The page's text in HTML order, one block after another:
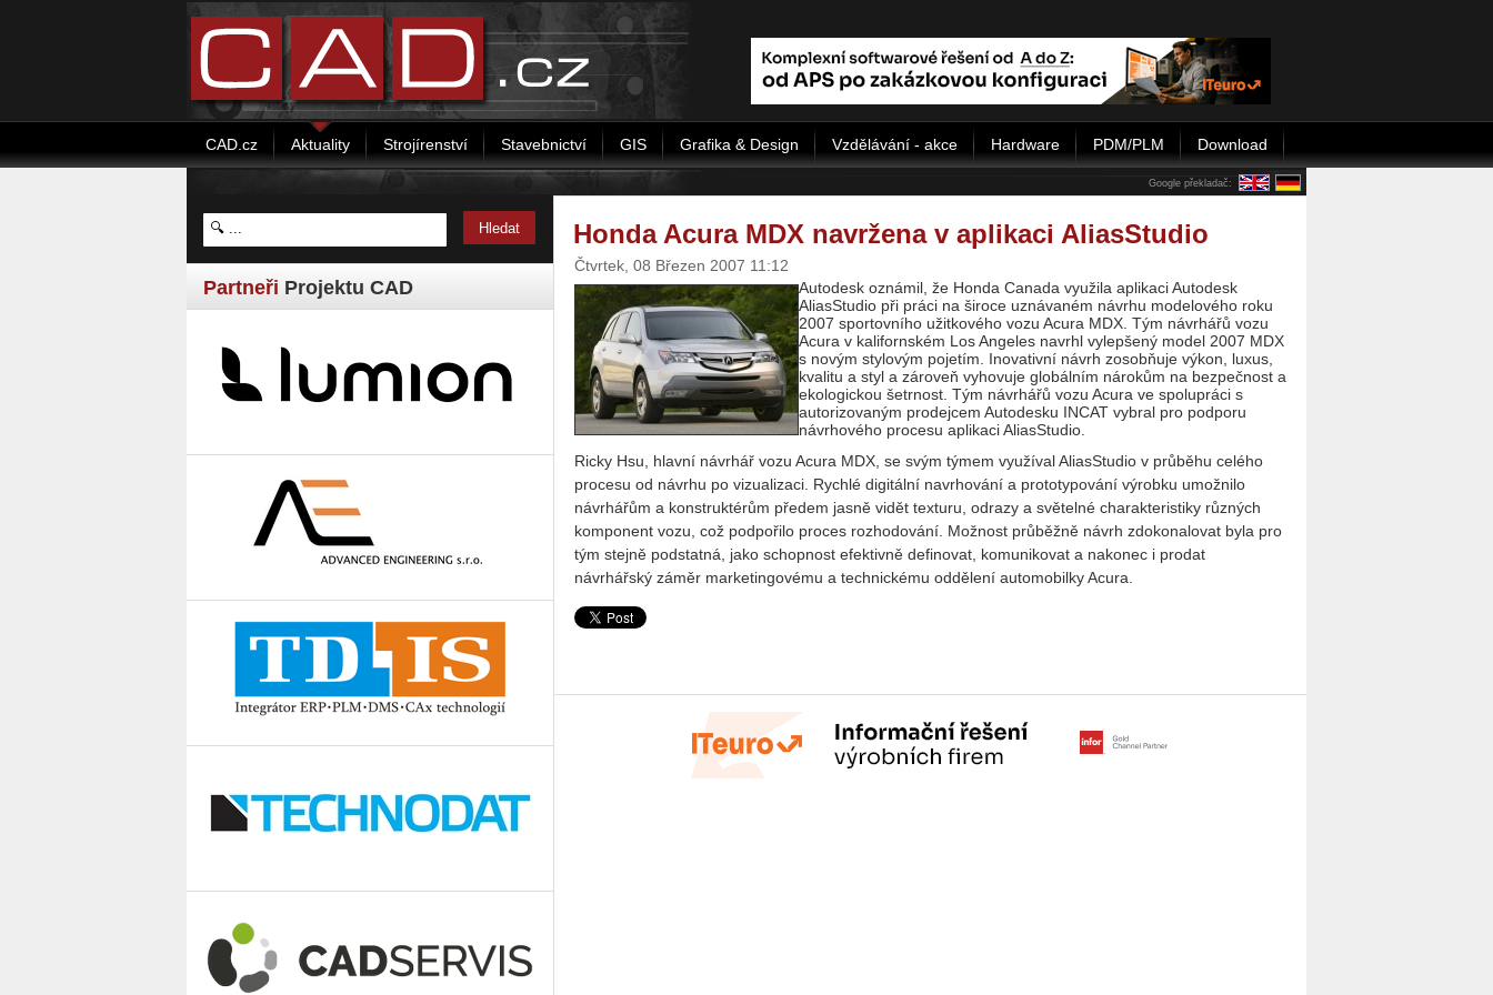
CAD.cz Aktuality Strojírenství Stavebnictví GIS Grafika & Design Vzdělávání - akce Hardware PDM/PLM Download
Google překladač:
Partneři Projektu CAD
Honda Acura MDX navržena v aplikaci AliasStudio
Čtvrtek, 08 Březen 2007 11:12
Autodesk oznámil, že Honda Canada využila aplikaci Autodesk
AliasStudio při práci na široce uznávaném návrhu modelového roku
2007 sportovního užitkového vozu Acura MDX. Tým návrhářů vozu
Acura v kalifornském Los Angeles navrhl vylepšený model 2007 MDX
s novým stylovým pojetím. Inovativní návrh zosobňuje výkon, luxus,
kvalitu a styl a zároveň vyhovuje globálním nárokům na bezpečnost a
ekologickou šetrnost. Tým návrhářů vozu Acura ve spolupráci s
autorizovaným prodejcem Autodesku INCAT vybral pro podporu
návrhového procesu aplikaci AliasStudio.
Ricky Hsu, hlavní návrhář vozu Acura MDX, se svým týmem využíval AliasStudio v průběhu celého
procesu od návrhu po vizualizaci. Rychlé digitální navrhování a prototypování výrobku umožnilo
návrhářům a konstruktérům předem jasně vidět texturu, odrazy a světelné charakteristiky různých
komponent vozu, což podpořilo proces rozhodování. Možnost průběžně návrh zdokonalovat byla pro
tým stejně podstatná, jako schopnost efektivně definovat, komunikovat a nakonec i prodat
návrhářský záměr marketingovému a technickému oddělení automobilky Acura.